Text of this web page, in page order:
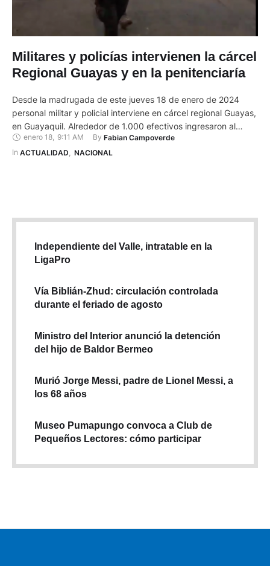
Militares y policías intervienen la cárcel
Regional Guayas y en la penitenciaría
Desde la madrugada de este jueves 18 de enero de 2024
personal militar y policial interviene en cárcel regional Guayas,
en Guayaquil. Alrededor de 1.000 efectivos ingresaron al
Centro de Privación de Libertad Guayas, a las 05:00,
aproximadamente. Las Fuerzas Armadas y la Policía Nacional
enero 18, 9:11 AM By Fabian Campoverde
In ACTUALIDAD NACIONAL
Independiente del Valle, intratable en la
LigaPro
Vía Biblián-Zhud: circulación controlada
durante el feriado de agosto
Ministro del Interior anunció la detención
del hijo de Baldor Bermeo
Murió Jorge Messi, padre de Lionel Messi, a
los 68 años
Museo Pumapungo convoca a Club de
Pequeños Lectores: cómo participar